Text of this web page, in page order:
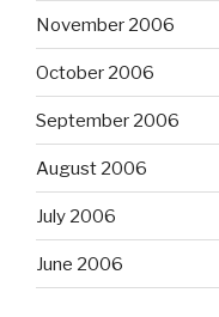
November 2006
October 2006
September 2006
August 2006
July 2006
June 2006